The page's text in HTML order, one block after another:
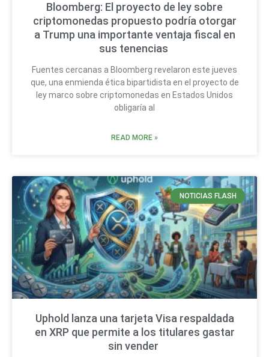
Bloomberg: El proyecto de ley sobre
criptomonedas propuesto podría otorgar
a Trump una importante ventaja fiscal en
sus tenencias
Fuentes cercanas a Bloomberg revelaron este jueves
que, una enmienda ética bipartidista en el proyecto de
ley marco sobre criptomonedas en Estados Unidos
obligaría al
READ MORE »
NOTICIAS FLASH
Uphold lanza una tarjeta Visa respaldada
en XRP que permite a los titulares gastar
sin vender